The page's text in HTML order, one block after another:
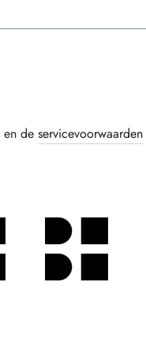
en de servicevoorwaarden